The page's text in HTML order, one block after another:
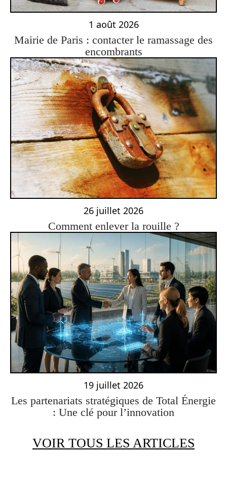
1 août 2026
Mairie de Paris : contacter le ramassage des
encombrants
26 juillet 2026
Comment enlever la rouille ?
19 juillet 2026
Les partenariats stratégiques de Total Énergie
: Une clé pour l’innovation
VOIR TOUS LES ARTICLES